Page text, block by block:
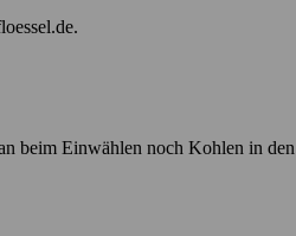
beim Einwählen noch Kohlen in den